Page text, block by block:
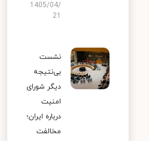
1405/04/
نشست
بی‌نتیجه
دیگر شورای
امنیت
درباره ایران؛
مخالفت